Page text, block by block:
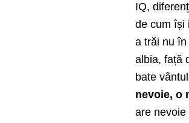
IQ,
de cum își
a trăi nu
albia, față
bate
nevoie, o
are